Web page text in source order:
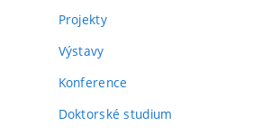
Projekty
Výstavy
Konference
Doktorské studium